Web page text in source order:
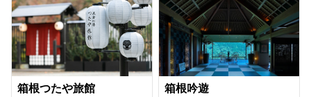
箱根つたや旅館 箱根吟遊